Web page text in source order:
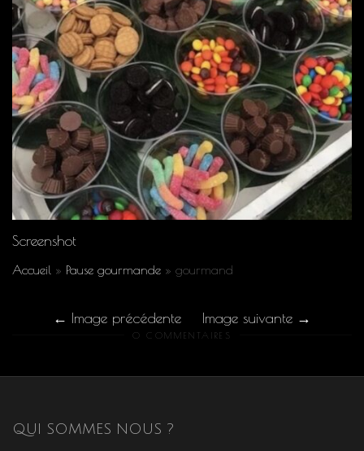
Screenshot
Accueil » Pause gourmande » gourmand
Image précédente Image suivante
0 COMMENTAIRES
QUI SOMMES NOUS ?